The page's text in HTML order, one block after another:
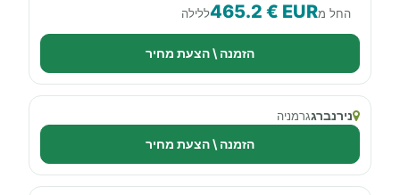
החל מ465.2 € EURללילה
הזמנה \ הצעת מחיר
נירנברגגרמניה
הזמנה \ הצעת מחיר